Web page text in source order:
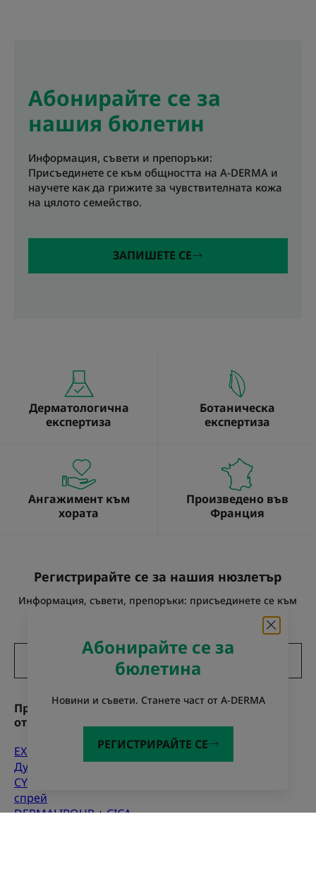
Абонирайте се за
нашия бюлетин
Информация, съвети и препоръки:
Присъединете се към общността на A-DERMA и
научете как да грижите за чувствителната кожа
на цялото семейство.
ЗАПИШЕТЕ СЕ
Абонирайте се за
бюлетина
Новини и съвети. Станете част от A-DERMA
РЕГИСТРИРАЙТЕ СЕ
Дерматологична
експертиза
Ботаническа
експертиза
Ангажимент към
хората
Произведено във
Франция
Регистрирайте се за нашия нюзлетър
Информация, съвети, препоръки: присъединете се към
Регистрирайте се за нюзлетъра
Продукти, които да
откриете
EXOMEGA CONTROL
Душ олио
CYTELIUM Подсушаващ
спрей
DERMALIBOUR + CICA
Съвети от експерти
Атопичен дерматит
Контактна екзема